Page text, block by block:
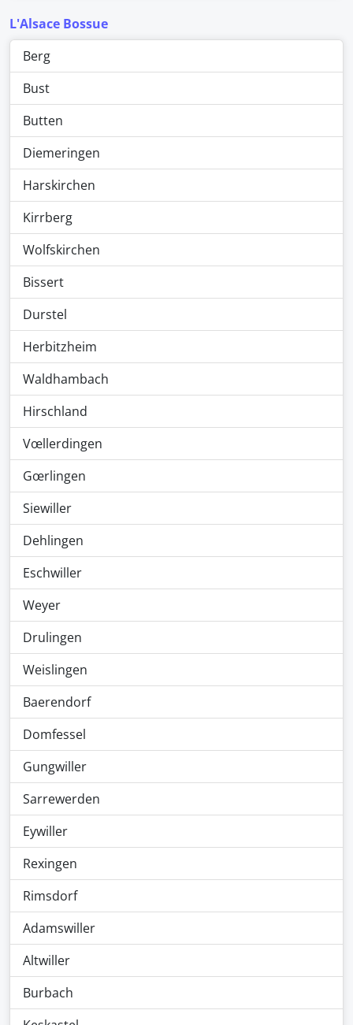
L'Alsace Bossue
Berg
Bust
Butten
Diemeringen
Harskirchen
Kirrberg
Wolfskirchen
Bissert
Durstel
Herbitzheim
Waldhambach
Hirschland
Vœllerdingen
Gœrlingen
Siewiller
Dehlingen
Eschwiller
Weyer
Drulingen
Weislingen
Baerendorf
Domfessel
Gungwiller
Sarrewerden
Eywiller
Rexingen
Rimsdorf
Adamswiller
Altwiller
Burbach